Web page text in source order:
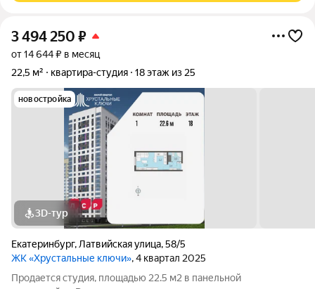
3 494 250 ₽
от 14 644 ₽ в месяц
22,5 м²
квартира-студия 18 этаж из 25
новостройка
3D-тур
Екатеринбург, Латвийская улица,58/5
ЖК «Хрустальные ключи», 4 квартал 2025
Продается студия, площадью 22.5 м2 в панельной